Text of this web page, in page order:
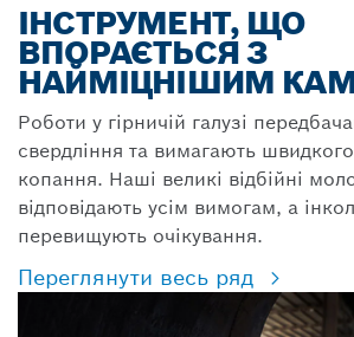
ІНСТРУМЕНТ, ЩО
ВПОРАЄТЬСЯ З
НАЙМІЦНІШИМ
Роботи у гірничій галузі
свердління та вимагають
копання. Наші великі відбійні
відповідають усім вимогам, а
перевищують очікування.
Переглянути весь ряд